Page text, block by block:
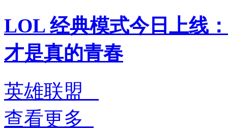
LOL 经典模式今日上线
才是真的青春
英雄联盟
查看更多